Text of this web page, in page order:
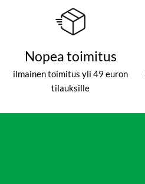
Nopea toimitus
ilmainen toimitus yli 49 euron
tilauksille